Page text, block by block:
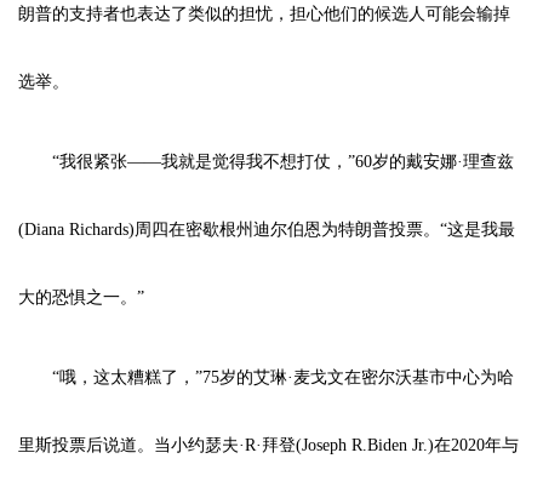
朗普的支持者也表达了类似的担忧，担心他们的候选人可能会输掉
选举。
“我很紧张——我就是觉得我不想打仗，”60岁的戴安娜·理查兹
(Diana Richards)周四在密歇根州迪尔伯恩为特朗普投票。“这是我最
大的恐惧之一。”
“哦，这太糟糕了，”75岁的艾琳·麦戈文在密尔沃基市中心为哈
里斯投票后说道。当小约瑟夫·R·拜登(Joseph R.Biden Jr.)在2020年与